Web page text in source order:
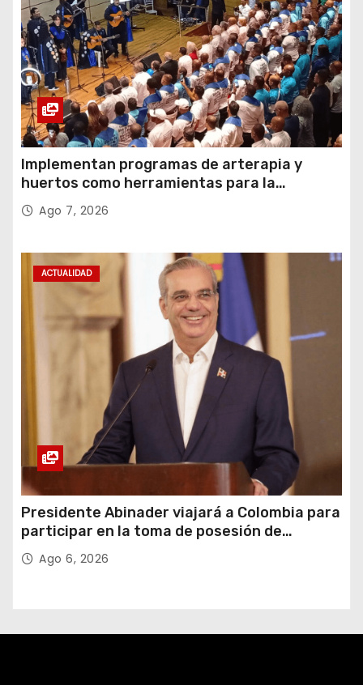
Implementan programas de arterapia y
huertos como herramientas para la
recuperación y la inclusión social
Ago 7, 2026
ACTUALIDAD
Presidente Abinader viajará a Colombia para
participar en la toma de posesión de
Abelardo de la Espriella
Ago 6, 2026